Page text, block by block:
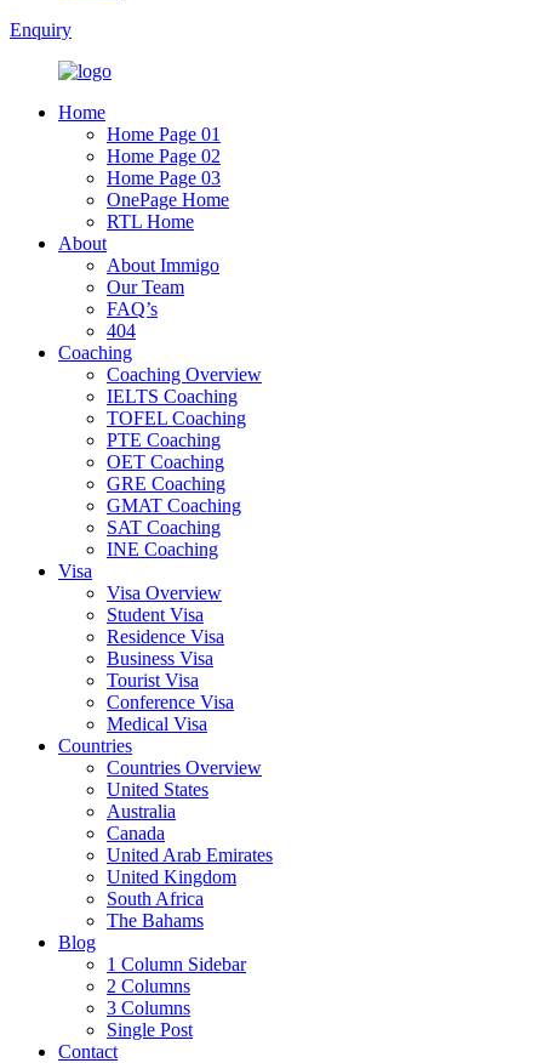
Enquiry
Home
Home Page 01
Home Page 02
Home Page 03
OnePage Home
RTL Home
About
About Immigo
Our Team
FAQ’s
404
Coaching
Coaching Overview
IELTS Coaching
TOFEL Coaching
PTE Coaching
OET Coaching
GRE Coaching
GMAT Coaching
SAT Coaching
INE Coaching
Visa
Visa Overview
Student Visa
Residence Visa
Business Visa
Tourist Visa
Conference Visa
Medical Visa
Countries
Countries Overview
United States
Australia
Canada
United Arab Emirates
United Kingdom
South Africa
The Bahams
Blog
1 Column Sidebar
2 Columns
3 Columns
Single Post
Contact